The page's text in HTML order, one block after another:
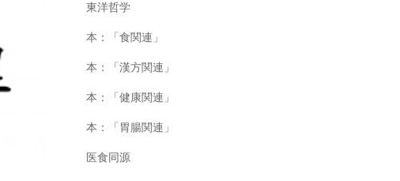
東洋哲学
本：「食関連」
本：「漢方関連」
本：「健康関連」
本：「胃腸関連」
医食同源